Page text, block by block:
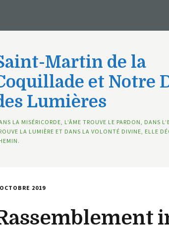
Martin de la
et Notre
Lumières
LA MISÉRICORDE, L’ÂME TROUVE LE PARDON, DANS
LA LUMIÈRE ET DANS LA VOLONTÉ DIVINE, ELLE
2019